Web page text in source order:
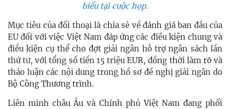
biểu tại cuộc họp.
Mục tiêu của đối thoại là chia sẻ về đánh giá ban đầu của
EU đối với việc Việt Nam đáp ứng các điều kiện chung và
điều kiện cụ thể cho đợt giải ngân hỗ trợ ngân sách lần
thứ tư, với tổng số tiền 15 triệu EUR, đồng thời làm rõ và
thảo luận các nội dung trong hồ sơ đề nghị giải ngân do
Bộ Công Thương trình.
Liên minh châu Âu và Chính phủ Việt Nam đang phối